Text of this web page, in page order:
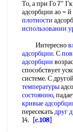
То, а при Го 7"
адсорбции ао =
плотности
использовании
Интересно
адсорбции. С
адсорбции
способствует
системе. С
температуры
состоянию,
кривые
пересекатьдруг
14.
[c.108]